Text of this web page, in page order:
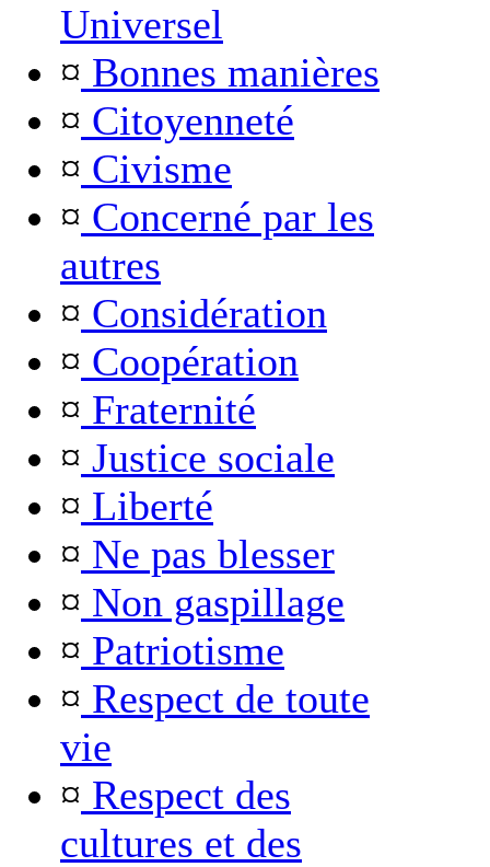
Universel
¤ Bonnes manières
¤ Citoyenneté
¤ Civisme
¤ Concerné par les
autres
¤ Considération
¤ Coopération
¤ Fraternité
¤ Justice sociale
¤ Liberté
¤ Ne pas blesser
¤ Non gaspillage
¤ Patriotisme
¤ Respect de toute
vie
¤ Respect des
cultures et des